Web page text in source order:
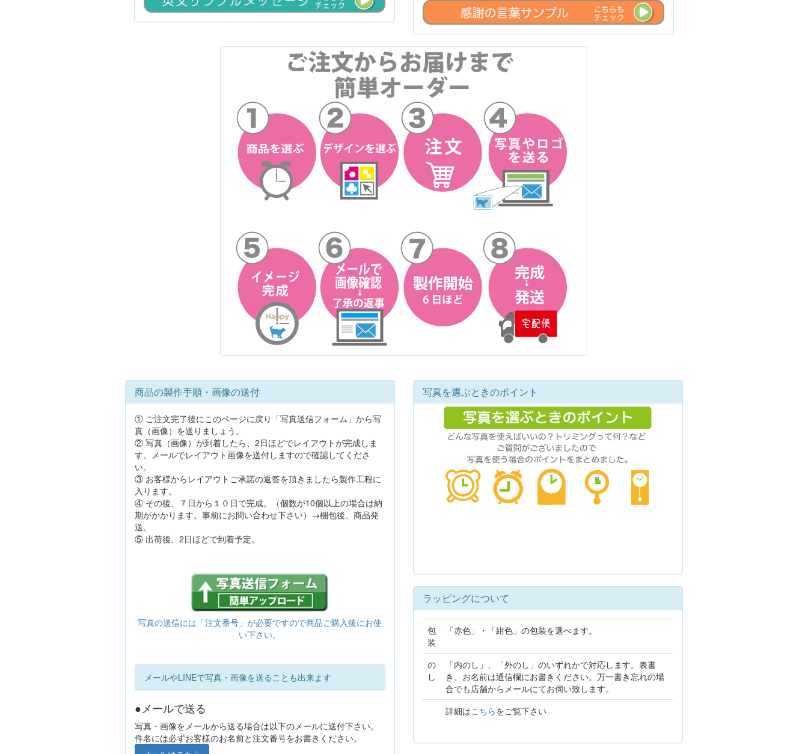
商品の製作手順・画像の送付
① ご注文完了後にこのページに戻り「写真送信フォーム」から写
真（画像）を送りましょう。
② 写真（画像）が到着したら、2日ほどでレイアウトが完成しま
す。メールでレイアウト画像を送付しますので確認してくださ
い。
③ お客様からレイアウトご承諾の返答を頂きましたら製作工程に
入ります。
④ その後、７日から１０日で完成。（個数が10個以上の場合は納
期がかかります。事前にお問い合わせ下さい）→梱包後、商品発
送。
⑤ 出荷後、2日ほどで到着予定。
写真の送信には「注文番号」が必要ですので商品ご購入後にお使
い下さい。
メールやLINEで写真・画像を送ることも出来ます
●メールで送る
写真・画像をメールから送る場合は以下のメールに送付下さい。
件名には必ずお客様のお名前と注文番号をお書きください。
写真を選ぶときのポイント
ラッピングについて
包
装
「赤色」・「紺色」の包装を選べます。
の
し
「内のし」、「外のし」のいずれかで対応します。表書
き、お名前は通信欄にお書きください。万一書き忘れの場
合でも店舗からメールにてお伺い致します。
詳細はこちらをご覧下さい